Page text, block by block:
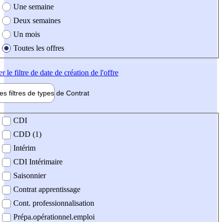
Une semaine
Deux semaines
Un mois
Toutes les offres
le filtre de date de création de l'offre
filtres de types de Contrat
contrat
CDI
CDD (1)
Intérim
CDI Intérimaire
Saisonnier
Contrat apprentissage
Cont. professionnalisation
Prépa.opérationnel.emploi